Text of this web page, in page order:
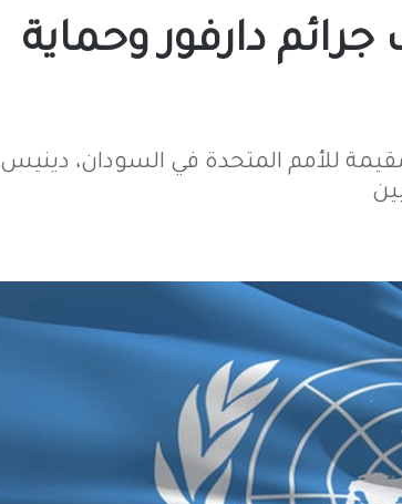
دارفور وحماية
للأمم المتحدة في السودان، دينيس